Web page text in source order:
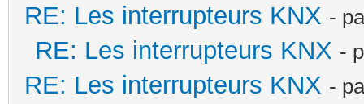
RE: Les interrupteurs KNX -
RE: Les interrupteurs KNX -
RE: Les interrupteurs KNX -